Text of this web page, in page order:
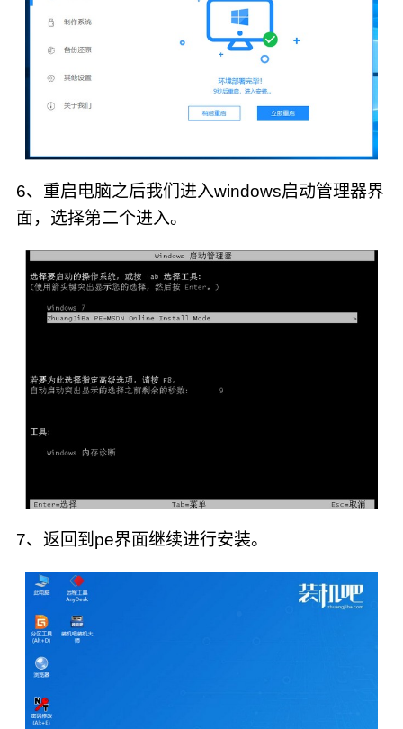
6、重启电脑之后我们进入windows启动管理器界
面，选择第二个进入。
7、返回到pe界面继续进行安装。